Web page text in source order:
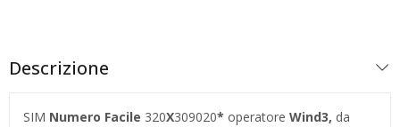
Descrizione
SIM Numero Facile 320X309020* operatore Wind3, da